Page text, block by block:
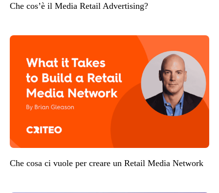
Che cos’è il Media Retail Advertising?
Che cosa ci vuole per creare un Retail Media Network